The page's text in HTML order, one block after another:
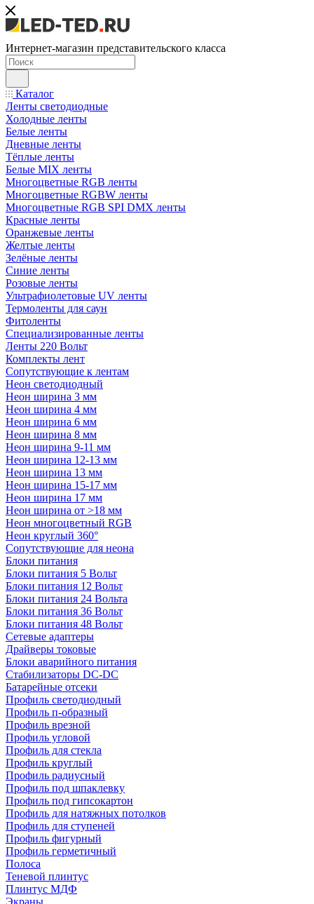
Интернет-магазин представительского класса
Каталог
Ленты светодиодные
Холодные ленты
Белые ленты
Дневные ленты
Тёплые ленты
Белые MIX ленты
Многоцветные RGB ленты
Многоцветные RGBW ленты
Многоцветные RGB SPI DMX ленты
Красные ленты
Оранжевые ленты
Желтые ленты
Зелёные ленты
Синие ленты
Розовые ленты
Ультрафиолетовые UV ленты
Термоленты для саун
Фитоленты
Специализированные ленты
Ленты 220 Вольт
Комплекты лент
Сопутствующие к лентам
Неон светодиодный
Неон ширина 3 мм
Неон ширина 4 мм
Неон ширина 6 мм
Неон ширина 8 мм
Неон ширина 9-11 мм
Неон ширина 12-13 мм
Неон ширина 13 мм
Неон ширина 15-17 мм
Неон ширина 17 мм
Неон ширина от >18 мм
Неон многоцветный RGB
Неон круглый 360°
Сопутствующие для неона
Блоки питания
Блоки питания 5 Вольт
Блоки питания 12 Вольт
Блоки питания 24 Вольта
Блоки питания 36 Вольт
Блоки питания 48 Вольт
Сетевые адаптеры
Драйверы токовые
Блоки аварийного питания
Стабилизаторы DC-DC
Батарейные отсеки
Профиль светодиодный
Профиль п-образный
Профиль врезной
Профиль угловой
Профиль для стекла
Профиль круглый
Профиль радиусный
Профиль под шпаклевку
Профиль под гипсокартон
Профиль для натяжных потолков
Профиль для ступеней
Профиль фигурный
Профиль герметичный
Полоса
Теневой плинтус
Плинтус МДФ
Экраны